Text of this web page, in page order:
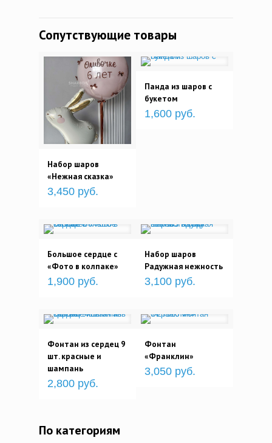
Сопутствующие товары
Набор шаров
«Нежная сказка»
3,450 руб.
Панда из шаров с
букетом
1,600 руб.
Большое сердце с
«Фото в колпаке»
1,900 руб.
Набор шаров
Радужная нежность
3,100 руб.
Фонтан из сердец 9
шт. красные и
шампань
2,800 руб.
Фонтан
«Франклин»
3,050 руб.
По категориям